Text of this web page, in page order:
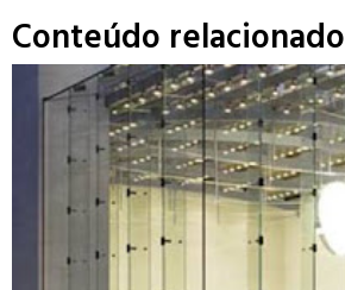
Conteúdo relacionado